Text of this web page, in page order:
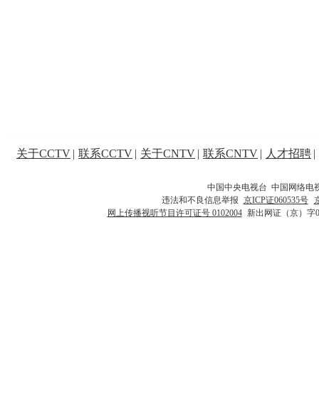
关于CCTV | 联系CCTV | 关于CNTV | 联系CNTV | 人才招聘 |
中国中央电视台 中国网络电
违法和不良信息举报 京ICP证060535号
网上传播视听节目许可证号 0102004 新出网证（京）